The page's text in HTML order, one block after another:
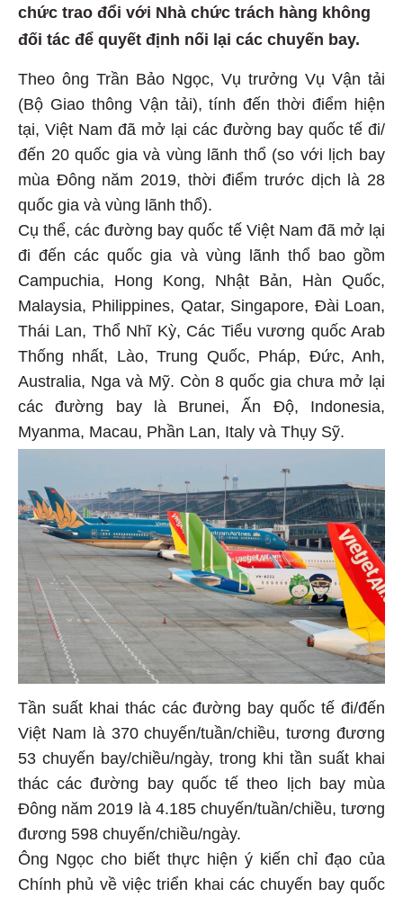
chức trao đổi với Nhà chức trách hàng không
đối tác để quyết định nối lại các chuyến bay.
Theo ông Trần Bảo Ngọc, Vụ trưởng Vụ Vận tải
(Bộ Giao thông Vận tải), tính đến thời điểm hiện
tại, Việt Nam đã mở lại các đường bay quốc tế đi/
đến 20 quốc gia và vùng lãnh thổ (so với lịch bay
mùa Đông năm 2019, thời điểm trước dịch là 28
quốc gia và vùng lãnh thổ).
Cụ thể, các đường bay quốc tế Việt Nam đã mở lại
đi đến các quốc gia và vùng lãnh thổ bao gồm
Campuchia, Hong Kong, Nhật Bản, Hàn Quốc,
Malaysia, Philippines, Qatar, Singapore, Đài Loan,
Thái Lan, Thổ Nhĩ Kỳ, Các Tiểu vương quốc Arab
Thống nhất, Lào, Trung Quốc, Pháp, Đức, Anh,
Australia, Nga và Mỹ. Còn 8 quốc gia chưa mở lại
các đường bay là Brunei, Ấn Độ, Indonesia,
Myanma, Macau, Phần Lan, Italy và Thụy Sỹ.
Tần suất khai thác các đường bay quốc tế đi/đến
Việt Nam là 370 chuyến/tuần/chiều, tương đương
53 chuyến bay/chiều/ngày, trong khi tần suất khai
thác các đường bay quốc tế theo lịch bay mùa
Đông năm 2019 là 4.185 chuyến/tuần/chiều, tương
đương 598 chuyến/chiều/ngày.
Ông Ngọc cho biết thực hiện ý kiến chỉ đạo của
Chính phủ về việc triển khai các chuyến bay quốc